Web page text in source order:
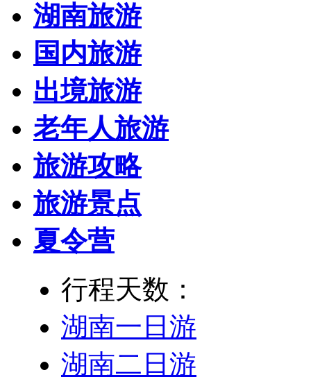
湖南旅游
国内旅游
出境旅游
老年人旅游
旅游攻略
旅游景点
夏令营
行程天数：
湖南一日游
湖南二日游